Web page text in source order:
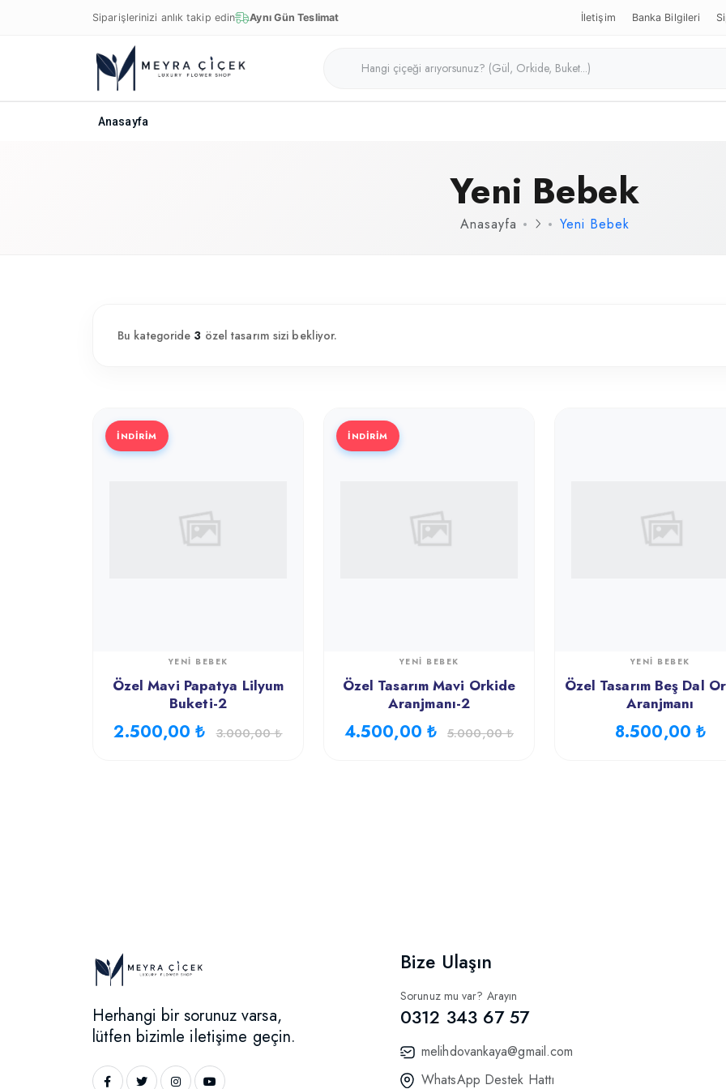
Siparişlerinizi anlık takip edin Aynı Gün Teslimat İletişim Banka Bilgileri
Anasayfa
Yeni Bebek
Anasayfa Yeni Bebek
Bu kategoride 3 özel tasarım sizi bekliyor.
İNDİRİM
YENI BEBEK
Özel Mavi Papatya Lilyum
Buketi-2
2.500,00 ₺ 3.000,00 ₺
İNDİRİM
YENI BEBEK
Özel Tasarım Mavi Orkide
Aranjmanı-2
4.500,00 ₺ 5.000,00 ₺
YENI BEBEK
Özel Tasarım Beş Dal
Aranjmanı
8.500,00 ₺
Herhangi bir sorunuz varsa,
lütfen bizimle iletişime geçin.
Bize Ulaşın
Sorunuz mu var? Arayın
0312 343 67 57
melihdovankaya@gmail.com
WhatsApp Destek Hattı